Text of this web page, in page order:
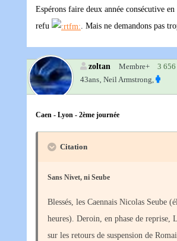
Espérons faire deux année consécutive
refu
. Mais ne demandons pas
zoltan Membre+
3 656
43ans‚ Neil Armstrong,
Caen - Lyon - 2ème journée
Citation
Sans Nivet, ni Seube
Blessés, les Caennais Nicolas
heures). Deroin, en phase de reprise,
sur les retours de suspension de